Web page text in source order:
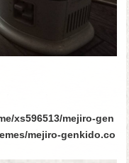
xs596513/mejiro-gen
mejiro-genkido.co